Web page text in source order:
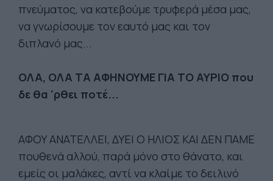
πνεύματος, να κατεβούμε τρυφερά μέσα μας,
να γνωρίσουμε τον εαυτό μας και τον
διπλανό μας...
ΟΛΑ, ΟΛΑ ΤΑ ΑΦΗΝΟΥΜΕ ΓΙΑ ΤΟ ΑΥΡΙΟ που
δε θα 'ρθει ποτέ...
ΑΦΟΥ ΑΝΑΤΕΛΛΕΙ, ΔΥΕΙ Ο ΗΛΙΟΣ ΚΑΙ ΔΕΝ ΠΑΜΕ
πουθενά αλλού, παρά μόνο στο θάνατο, και
εμείς οι μαλάκες, αντί να κλαίμε το δειλινό